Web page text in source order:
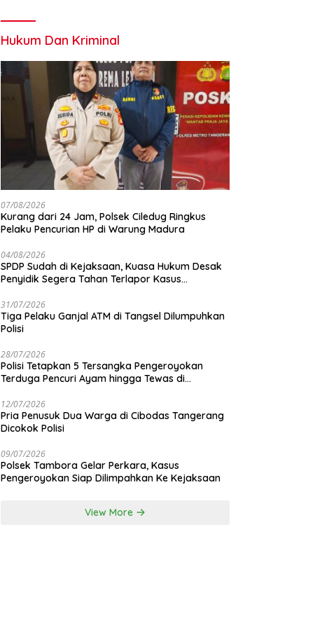
Hukum Dan Kriminal
07/08/2026
Kurang dari 24 Jam, Polsek Ciledug Ringkus
Pelaku Pencurian HP di Warung Madura
04/08/2026
SPDP Sudah di Kejaksaan, Kuasa Hukum Desak
Penyidik Segera Tahan Terlapor Kasus
31/07/2026
Tiga Pelaku Ganjal ATM di Tangsel Dilumpuhkan
Polisi
28/07/2026
Polisi Tetapkan 5 Tersangka Pengeroyokan
Terduga Pencuri Ayam hingga Tewas di
12/07/2026
Pria Penusuk Dua Warga di Cibodas Tangerang
Dicokok Polisi
09/07/2026
Polsek Tambora Gelar Perkara, Kasus
Pengeroyokan Siap Dilimpahkan Ke Kejaksaan
View More